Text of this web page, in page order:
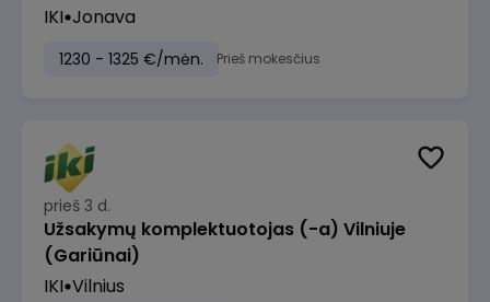
IKI Jonava
1230 - 1325 €/mėn. Prieš mokesčius
prieš 3 d.
Užsakymų komplektuotojas (-a) Vilniuje
(Gariūnai)
IKI Vilnius